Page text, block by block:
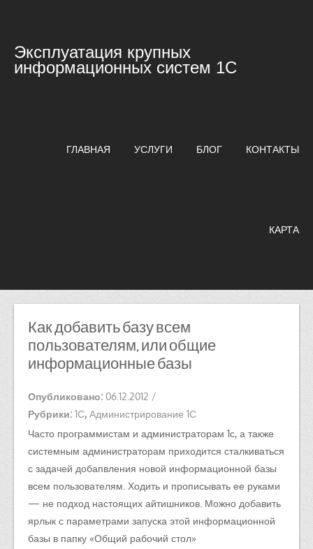
Эксплуатация крупных
информационных систем 1С
ГЛАВНАЯ УСЛУГИ БЛОГ КОНТАКТЫ
КАРТА
Как добавить базу всем
пользователям, или общие
информационные базы
Опубликовано: 06.12.2012 /
Рубрики: 1С, Администрирование 1С
Часто программистам и администраторам 1с, а также
системным администраторам приходится сталкиваться
с задачей добапвления новой информационной базы
всем пользователям. Ходить и прописывать ее руками
— не подход настоящих айтишников. Можно добавить
ярлык с параметрами запуска этой информационной
базы в папку «Общий рабочий стол»